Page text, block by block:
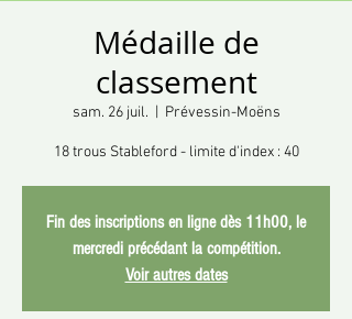
Médaille de
classement
sam. 26 juil. Prévessin-Moëns
18 trous Stableford - limite d'index : 40
Fin des inscriptions en ligne dès 11h00, le
mercredi précédant la compétition.
Voir autres dates